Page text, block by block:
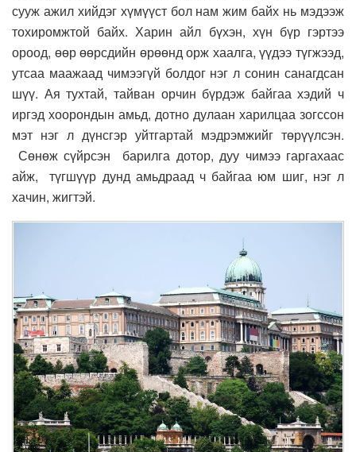
сууж ажил хийдэг хүмүүст бол нам жим байх нь мэдээж
тохиромжтой байх. Харин айл бүхэн, хүн бүр гэртээ
ороод, өөр өөрсдийн өрөөнд орж хаалга, үүдээ түгжээд,
утсаа маажаад чимээгүй болдог нэг л сонин санагдсан
шүү. Ая тухтай, тайван орчин бүрдэж байгаа хэдий ч
иргэд хоорондын амьд, дотно дулаан харилцаа зогссон
мэт нэг л дүнсгэр уйтгартай мэдрэмжийг төрүүлсэн.
Сөнөж сүйрсэн барилга дотор, дуу чимээ гаргахаас
айж, түгшүүр дунд амьдраад ч байгаа юм шиг, нэг л
хачин, жигтэй.